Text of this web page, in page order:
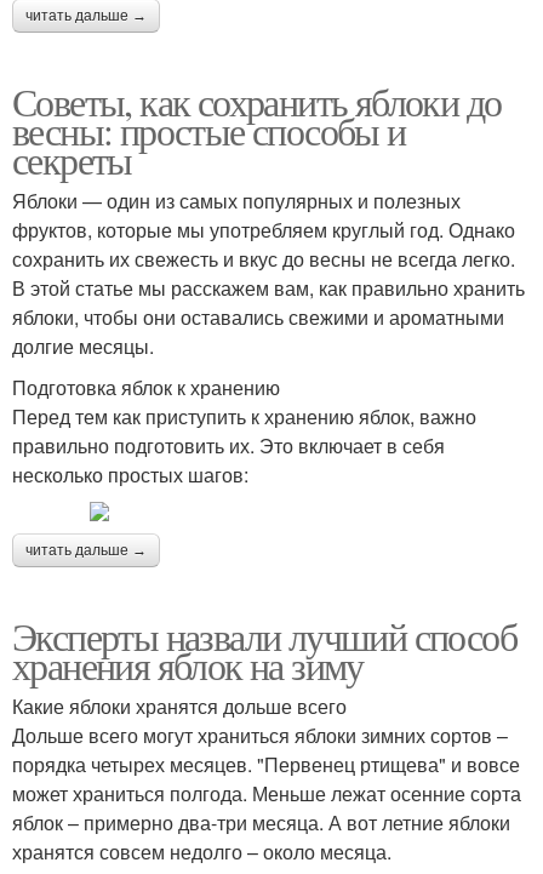
читать дальше →
Советы, как сохранить яблоки до
весны: простые способы и
секреты
Яблоки — один из самых популярных и полезных
фруктов, которые мы употребляем круглый год. Однако
сохранить их свежесть и вкус до весны не всегда легко.
В этой статье мы расскажем вам, как правильно хранить
яблоки, чтобы они оставались свежими и ароматными
долгие месяцы.
Подготовка яблок к хранению
Перед тем как приступить к хранению яблок, важно
правильно подготовить их. Это включает в себя
несколько простых шагов:
читать дальше →
Эксперты назвали лучший способ
хранения яблок на зиму
Какие яблоки хранятся дольше всего
Дольше всего могут храниться яблоки зимних сортов –
порядка четырех месяцев. "Первенец ртищева" и вовсе
может храниться полгода. Меньше лежат осенние сорта
яблок – примерно два-три месяца. А вот летние яблоки
хранятся совсем недолго – около месяца.